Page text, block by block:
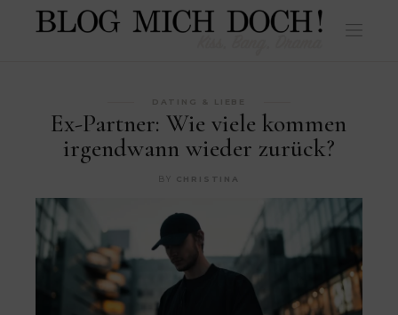
DATING & LIEBE
Ex-Partner: Wie viele kommen
irgendwann wieder zurück?
BY CHRISTINA